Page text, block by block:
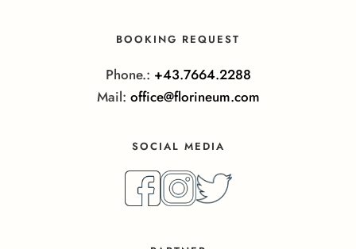
BOOKING REQUEST
Phone.: +43.7664.2288
Mail: office@florineum.com
SOCIAL MEDIA